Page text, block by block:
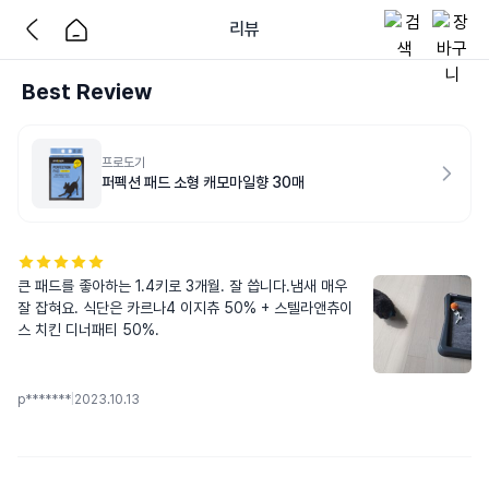
리뷰
Best Review
프로도기
퍼펙션 패드 소형 캐모마일향 30매
큰 패드를 좋아하는 1.4키로 3개월. 잘 씁니다.냄새 매우
잘 잡혀요. 식단은 카르나4 이지츄 50% + 스텔라앤츄이
스 치킨 디너패티 50%.
p******* 2023.10.13